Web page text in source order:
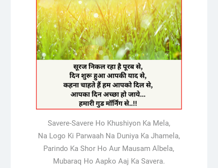
Savere-Savere Ho Khushiyon Ka Mela,
Na Logo Ki Parwaah Na Duniya Ka Jhamela,
Parindo Ka Shor Ho Aur Mausam Albela,
Mubaraq Ho Aapko Aaj Ka Savera.